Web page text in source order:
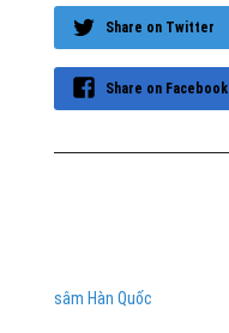
Share on Twitter
Share on Facebook
sâm Hàn Quốc